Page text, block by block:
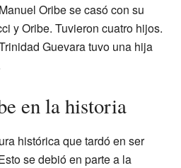
Oribe se casó con su
y Oribe. Tuvieron cuatro hijos.
Guevara tuvo una hija
en la historia
histórica que tardó en ser
se debió en parte a la